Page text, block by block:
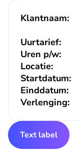
Klantnaam:
Uurtarief:
Uren p/w:
Locatie:
Verlenging:
Einddatum:
Startdatum:
Text label